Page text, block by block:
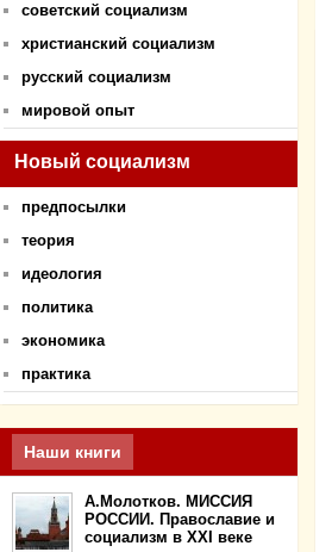
советский социализм
христианский социализм
русский социализм
мировой опыт
Новый социализм
предпосылки
теория
идеология
политика
экономика
практика
Наши книги
А.Молотков. МИССИЯ
РОССИИ. Православие и
социализм в XXI веке